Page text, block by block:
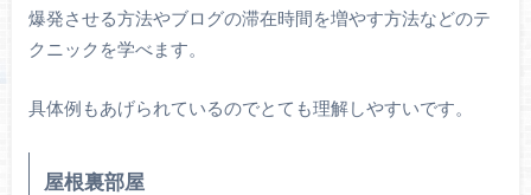
爆発させる方法やブログの滞在時間を増やす方法などのテ
クニックを学べます。
具体例もあげられているのでとても理解しやすいです。
屋根裏部屋